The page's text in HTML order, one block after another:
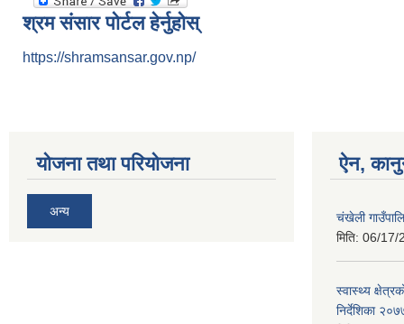
श्रम संसार पोर्टल हेर्नुहोस्
https://shramsansar.gov.np/
योजना तथा परियोजना
अन्य
ऐन,
चंखेली
मिति: 06/17/
स्वास्थ्य
निर्देशिका